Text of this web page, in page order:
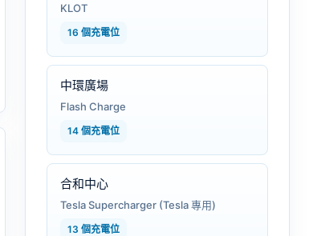
KLOT
16 個充電位
中環廣場
Flash Charge
14 個充電位
合和中心
Tesla Supercharger (Tesla 專用)
13 個充電位